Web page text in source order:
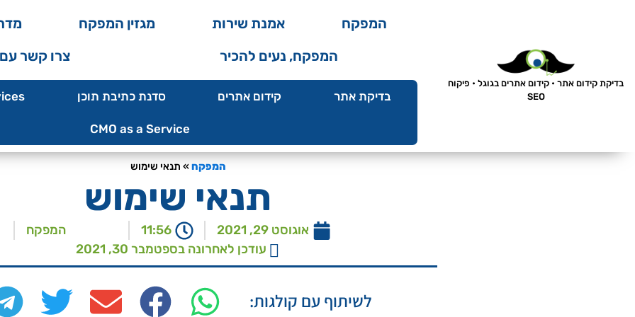
בדיקת קידום אתר • קידום אתרים בגוגל • פיקוח
SEO
המפקח אמנת שירות מגזין המפקח
המפקח, נעים להכיר
צרו קשר
בדיקת אתר קידום אתרים סדנת כתיבת תוכן
CMO as a Service
המפקח » תנאי שימוש
תנאי שימוש
אוגוסט 29, 2021 11:56
המפקח
עודכן לאחרונה בספטמבר 30, 2021
לשיתוף עם קולגות: